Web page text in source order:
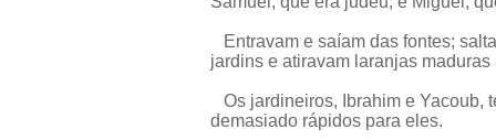
Entravam e saíam das fontes;
jardins e atiravam laranjas
Os jardineiros, Ibrahim e Yacoub,
demasiado rápidos para eles.